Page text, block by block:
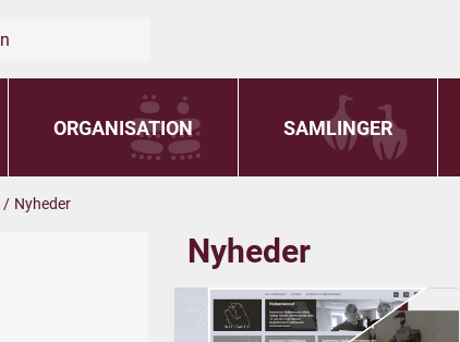
ORGANISATION SAMLINGER
/ Nyheder
Nyheder